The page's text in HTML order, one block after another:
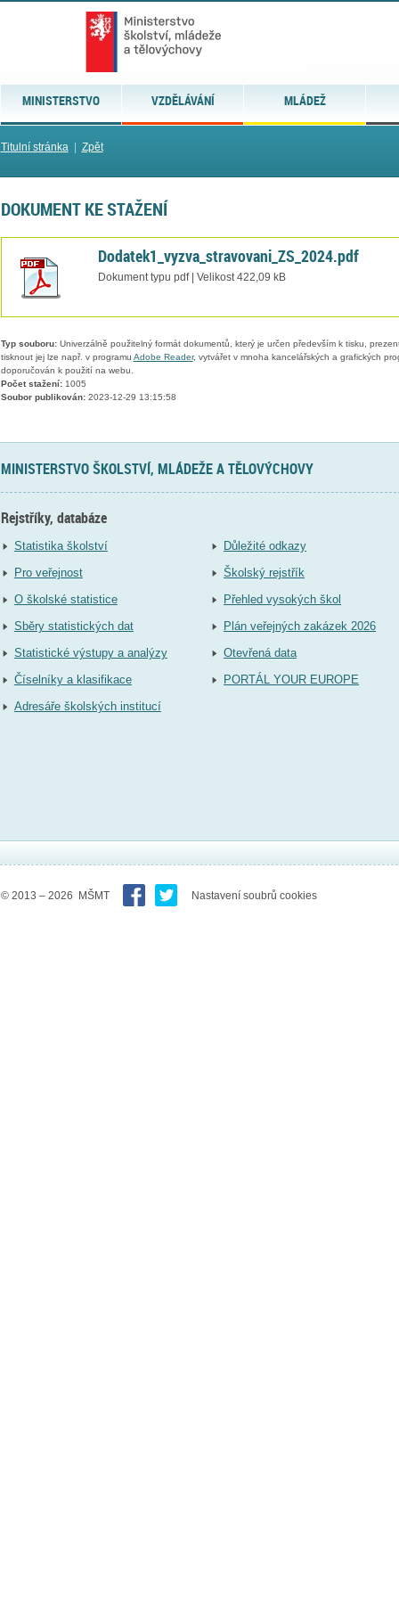
MINISTERSTVO VZDĚLÁVÁNÍ MLÁDEŽ
Titulní stránka| Zpět
DOKUMENT KE STAŽENÍ
Dodatek1_vyzva_stravovani_ZS_2024.pdf
Dokument typu pdf | Velikost 422,09 kB
Typ souboru:Univerzálně použitelný formát dokumentů, který je určen především k tisku,
tisknout jej lze např. v programu Adobe Reader, vytvářet v mnoha kancelářských a grafických
doporučován k použití na webu.
Počet stažení:1005
Soubor publikován:2023-12-29 13:15:58
MINISTERSTVO ŠKOLSTVÍ, MLÁDEŽE A TĚLOVÝCHOVY
Rejstříky, databáze
Statistika školství
Pro veřejnost
O školské statistice
Sběry statistických dat
Statistické výstupy a analýzy
Číselníky a klasifikace
Adresáře školských institucí
Důležité odkazy
Školský rejstřík
Přehled vysokých škol
Plán veřejných zakázek 2026
Otevřená data
PORTÁL YOUR EUROPE
© 2013 – 2026 MŠMT Nastavení soubrů cookies